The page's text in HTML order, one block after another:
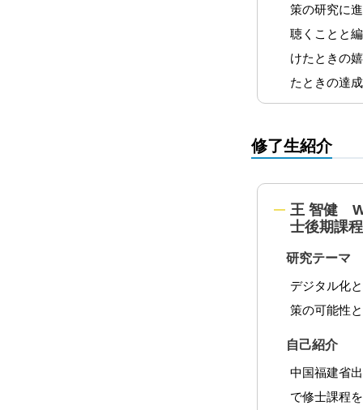
策の研究に
聴くことと
けたときの
たときの達
修了生紹介
王 智健
士後期課
研究テーマ
デジタル化
策の可能性
自己紹介
中国福建省
で修士課程